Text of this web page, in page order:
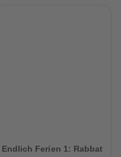
Endlich Ferien 1: Rabbat